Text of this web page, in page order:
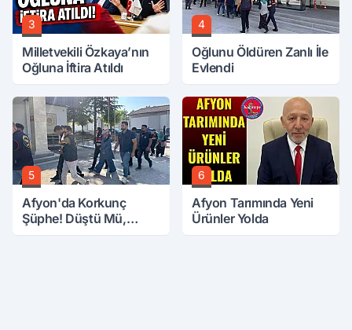
3
Milletvekili Özkaya’nın
Oğluna İftira Atıldı
4
Oğlunu Öldüren Zanlı İle
Evlendi
5
Afyon'da Korkunç
Şüphe! Düştü Mü,
6
Afyon Tarımında Yeni
Ürünler Yolda